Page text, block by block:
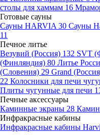
столы для хаммам 16
Готовые сауны
Сауны HARVIA 30 Сауны
11
Печное литье
Везувий (Россия) 132 SVT
(Финляндия) 80 Литье
(Словения) 29 Grand
22 Колосники для печи
Плиты чугунные для печи
Печные аксессуары
Каминные экраны 28
Инфракрасные кабины
Инфракрасные кабины